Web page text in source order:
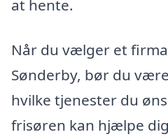
at hente.
Når du vælger et
Sønderby, bør du
hvilke tjenester du
frisøren kan hjælpe